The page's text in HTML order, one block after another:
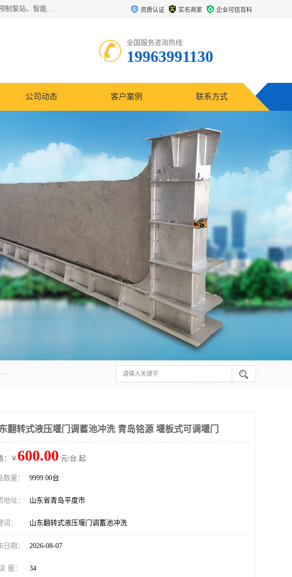
青岛铭源环保科技有限公司是一家专注于环保与智慧水务领域的先进科技企业，公司专注于云智能一体化HMPP预制泵站、智能截流井设备、调蓄池雨洪管理设备、水务循环利用、云智慧水务开发及新型环保技术研发等领域。 资质认证 实名商家 企业可信百科
全国服务咨询热线:
19963991130
公司动态 客户案例 联系方式
青岛铭源环保科技有限公司是一家专注于环保与智慧水务领域的先进科技企业，公司专注于云智能一体化HMPP预制泵站、智能截流井设备、调蓄池雨洪管理设备、水务循环利用、云智慧水务开发及新型环保技术研发等领域。
翻转式液压堰门调蓄池冲洗 青岛铭源 堰板式可调堰门
：￥ 600.00 元/台 起
数量： 9999.00台
地址： 山东省青岛平度市
词： 山东翻转式液压堰门调蓄池冲洗
日期： 2026-08-07
量： 34